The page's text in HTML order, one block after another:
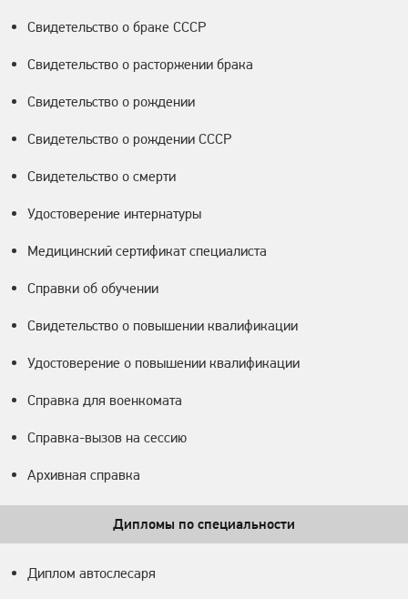
Свидетельство о браке СССР
Свидетельство о расторжении брака
Свидетельство о рождении
Свидетельство о рождении СССР
Свидетельство о смерти
Удостоверение интернатуры
Медицинский сертификат специалиста
Справки об обучении
Свидетельство о повышении квалификации
Удостоверение о повышении квалификации
Справка для военкомата
Справка-вызов на сессию
Архивная справка
Дипломы по специальности
Диплом автослесаря